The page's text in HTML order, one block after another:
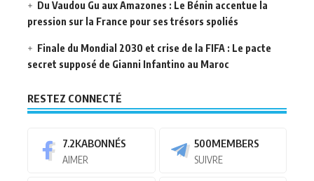
Du Vaudou Gu aux Amazones : Le Bénin accentue la
pression sur la France pour ses trésors spoliés
Finale du Mondial 2030 et crise de la FIFA : Le pacte
secret supposé de Gianni Infantino au Maroc
RESTEZ CONNECTÉ
7.2KABONNÉS
AIMER
500MEMBERS
SUIVRE